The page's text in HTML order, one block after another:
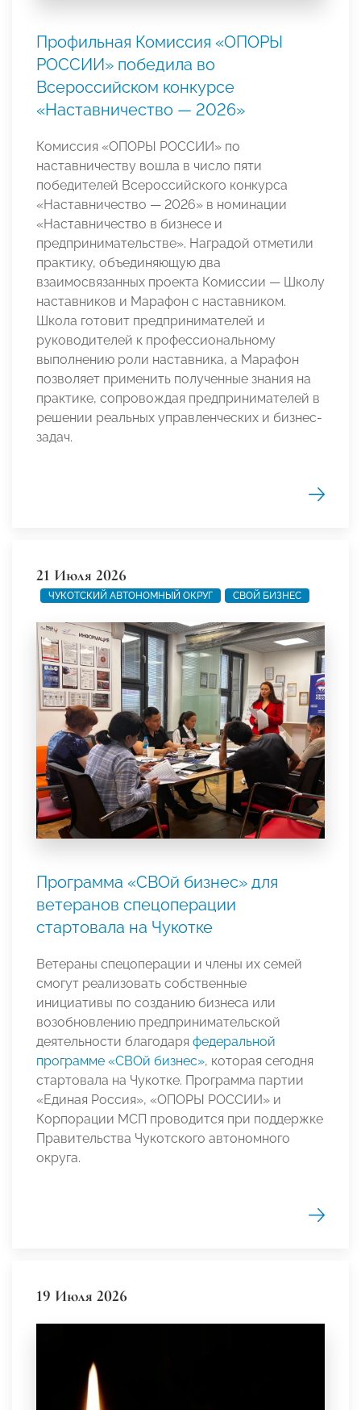
Профильная Комиссия «ОПОРЫ
РОССИИ» победила во
Всероссийском конкурсе
«Наставничество — 2026»
Комиссия «ОПОРЫ РОССИИ» по
наставничеству вошла в число пяти
победителей Всероссийского конкурса
«Наставничество — 2026» в номинации
«Наставничество в бизнесе и
предпринимательстве». Наградой отметили
практику, объединяющую два
взаимосвязанных проекта Комиссии — Школу
наставников и Марафон с наставником.
Школа готовит предпринимателей и
руководителей к профессиональному
выполнению роли наставника, а Марафон
позволяет применить полученные знания на
практике, сопровождая предпринимателей в
решении реальных управленческих и бизнес-
задач.
21 Июля 2026
ЧУКОТСКИЙ АВТОНОМНЫЙ ОКРУГ СВОЙ БИЗНЕС
Программа «СВОй бизнес» для
ветеранов спецоперации
стартовала на Чукотке
Ветераны спецоперации и члены их семей
смогут реализовать собственные
инициативы по созданию бизнеса или
возобновлению предпринимательской
деятельности благодаря федеральной
программе «СВОй бизнес», которая сегодня
стартовала на Чукотке. Программа партии
«Единая Россия», «ОПОРЫ РОССИИ» и
Корпорации МСП проводится при поддержке
Правительства Чукотского автономного
округа.
19 Июля 2026